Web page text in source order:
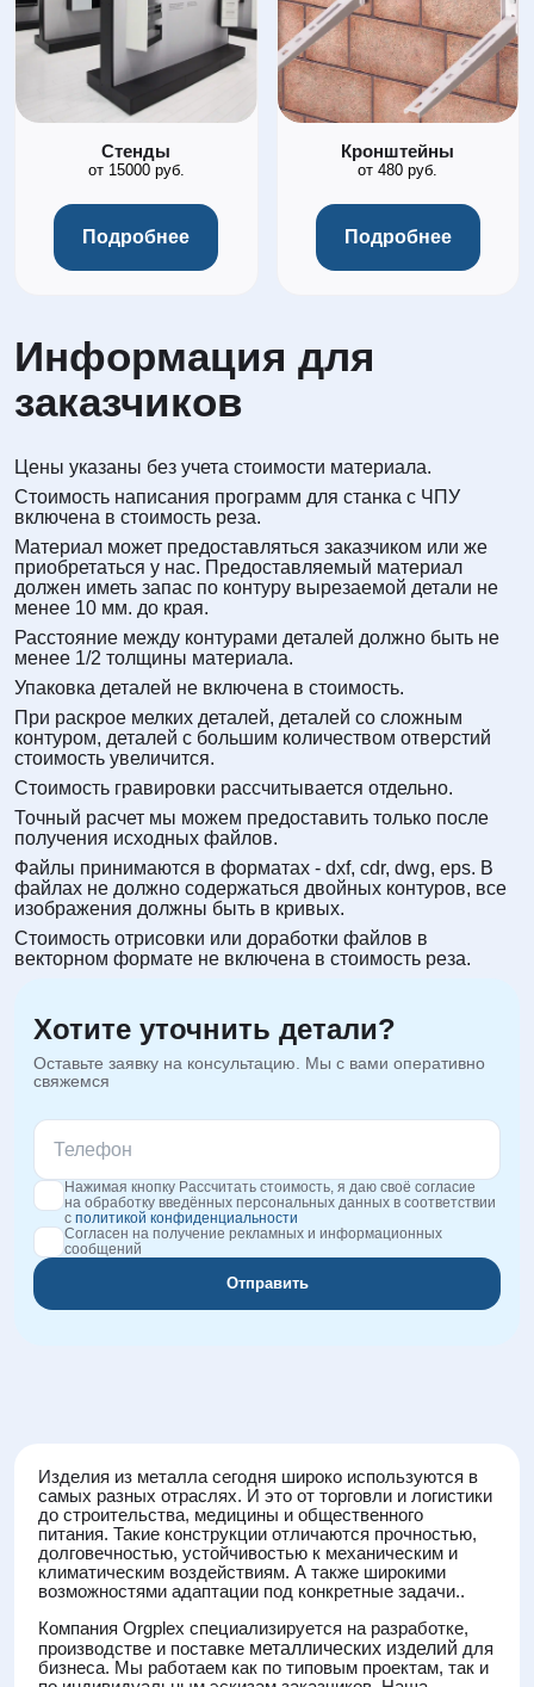
Стенды
от 15000 руб.
Подробнее
Кронштейны
от 480 руб.
Подробнее
Информация для
заказчиков
Цены указаны без учета стоимости материала.
Стоимость написания программ для станка с ЧПУ
включена в стоимость реза.
Материал может предоставляться заказчиком или же
приобретаться у нас. Предоставляемый материал
должен иметь запас по контуру вырезаемой детали не
менее 10 мм. до края.
Расстояние между контурами деталей должно быть не
менее 1/2 толщины материала.
Упаковка деталей не включена в стоимость.
При раскрое мелких деталей, деталей со сложным
контуром, деталей с большим количеством отверстий
стоимость увеличится.
Стоимость гравировки рассчитывается отдельно.
Точный расчет мы можем предоставить только после
получения исходных файлов.
Файлы принимаются в форматах - dxf, cdr, dwg, eps. В
файлах не должно содержаться двойных контуров, все
изображения должны быть в кривых.
Стоимость отрисовки или доработки файлов в
векторном формате не включена в стоимость реза.
Хотите уточнить детали?
Оставьте заявку на консультацию. Мы с вами оперативно
свяжемся
Нажимая кнопку Рассчитать стоимость, я даю своё согласие
на обработку введённых персональных данных в соответствии
с политикой конфиденциальности
Согласен на получение рекламных и информационных
сообщений
Отправить
Изделия из металла сегодня широко используются в
самых разных отраслях. И это от торговли и логистики
до строительства, медицины и общественного
питания. Такие конструкции отличаются прочностью,
долговечностью, устойчивостью к механическим и
климатическим воздействиям. А также широкими
возможностями адаптации под конкретные задачи..
Компания Orgplex специализируется на разработке,
производстве и поставке металлических изделий для
бизнеса. Мы работаем как по типовым проектам, так и